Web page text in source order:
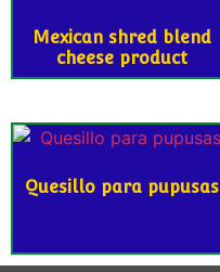
Mexican shred blend
cheese product
Quesillo para pupusas